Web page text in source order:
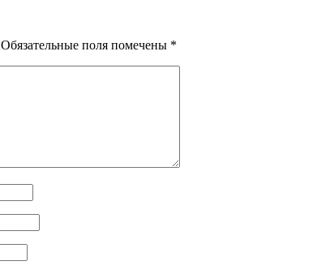
Обязательные поля помечены *